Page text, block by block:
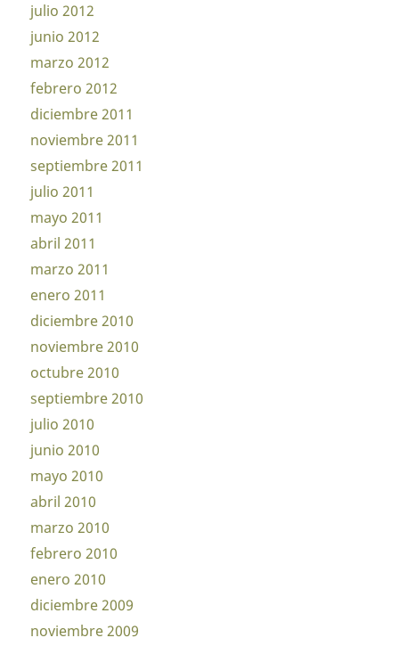
julio 2012
junio 2012
marzo 2012
febrero 2012
diciembre 2011
noviembre 2011
septiembre 2011
julio 2011
mayo 2011
abril 2011
marzo 2011
enero 2011
diciembre 2010
noviembre 2010
octubre 2010
septiembre 2010
julio 2010
junio 2010
mayo 2010
abril 2010
marzo 2010
febrero 2010
enero 2010
diciembre 2009
noviembre 2009